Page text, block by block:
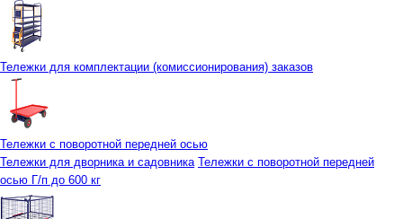
Тележки для комплектации (комиссионирования) заказов
Тележки с поворотной передней осью
Тележки для дворника и садовника Тележки с поворотной передней
осью Г/п до 600 кг